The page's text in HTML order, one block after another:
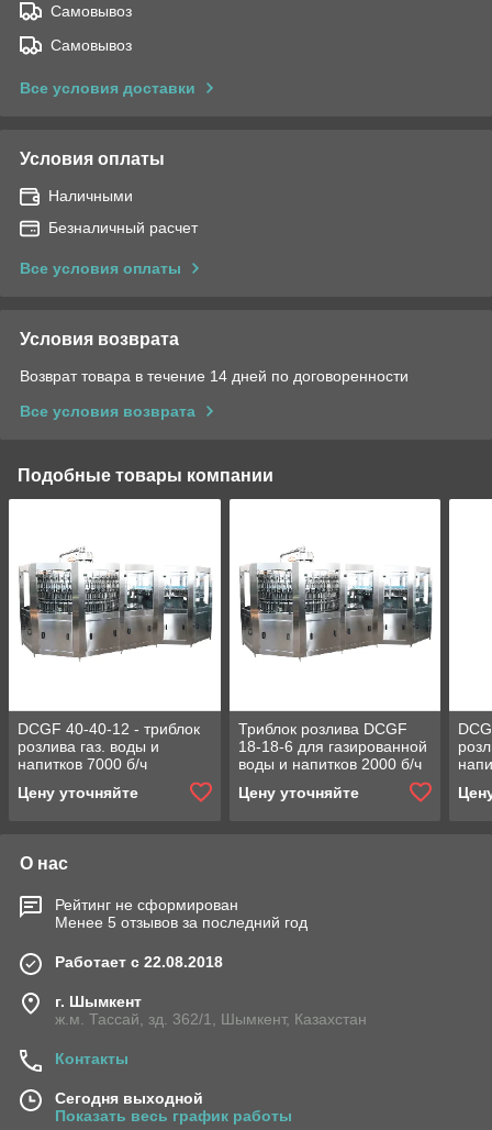
Самовывоз
Самовывоз
Все условия доставки
Условия оплаты
Наличными
Безналичный расчет
Все условия оплаты
Условия возврата
Возврат товара в течение 14 дней по договоренности
Все условия возврата
Подобные товары компании
DСGF 40-40-12 - триблок
розлива газ. воды и
напитков 7000 б/ч
Цену уточняйте
Триблок розлива DСGF
18-18-6 для газированной
воды и напитков 2000 б/ч
Цену уточняйте
О нас
Рейтинг не сформирован
Менее 5 отзывов за последний год
Работает с 22.08.2018
г. Шымкент
ж.м. Тассай, зд. 362/1, Шымкент, Казахстан
Контакты
Сегодня выходной
Показать весь график работы